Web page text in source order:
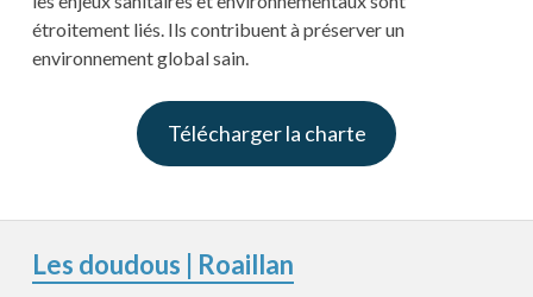
étroitement liés. Ils contribuent à préserver un
environnement global sain.
Télécharger la charte
Colonne
Les doudous | Roaillan